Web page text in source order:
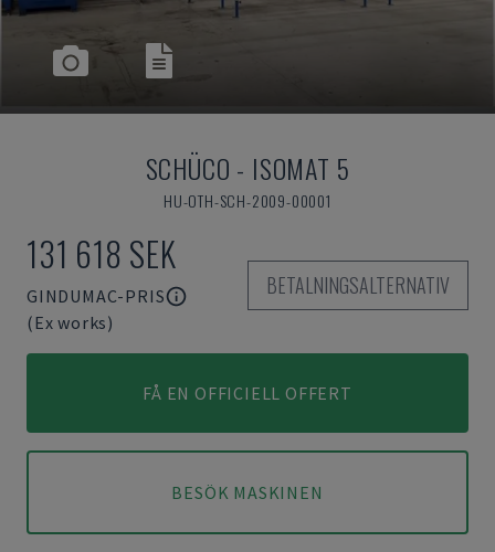
SCHÜCO - ISOMAT 5
HU-OTH-SCH-2009-00001
131 618 SEK
GINDUMAC-PRIS
(Ex works)
BETALNINGSALTERNATIV
FÅ EN OFFICIELL OFFERT
BESÖK MASKINEN